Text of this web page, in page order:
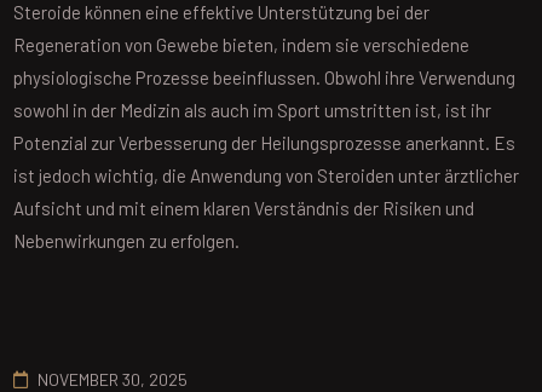
Steroide können eine effektive Unterstützung bei der
Regeneration von Gewebe bieten, indem sie verschiedene
physiologische Prozesse beeinflussen. Obwohl ihre Verwendung
sowohl in der Medizin als auch im Sport umstritten ist, ist ihr
Potenzial zur Verbesserung der Heilungsprozesse anerkannt. Es
ist jedoch wichtig, die Anwendung von Steroiden unter ärztlicher
Aufsicht und mit einem klaren Verständnis der Risiken und
Nebenwirkungen zu erfolgen.
NOVEMBER 30, 2025